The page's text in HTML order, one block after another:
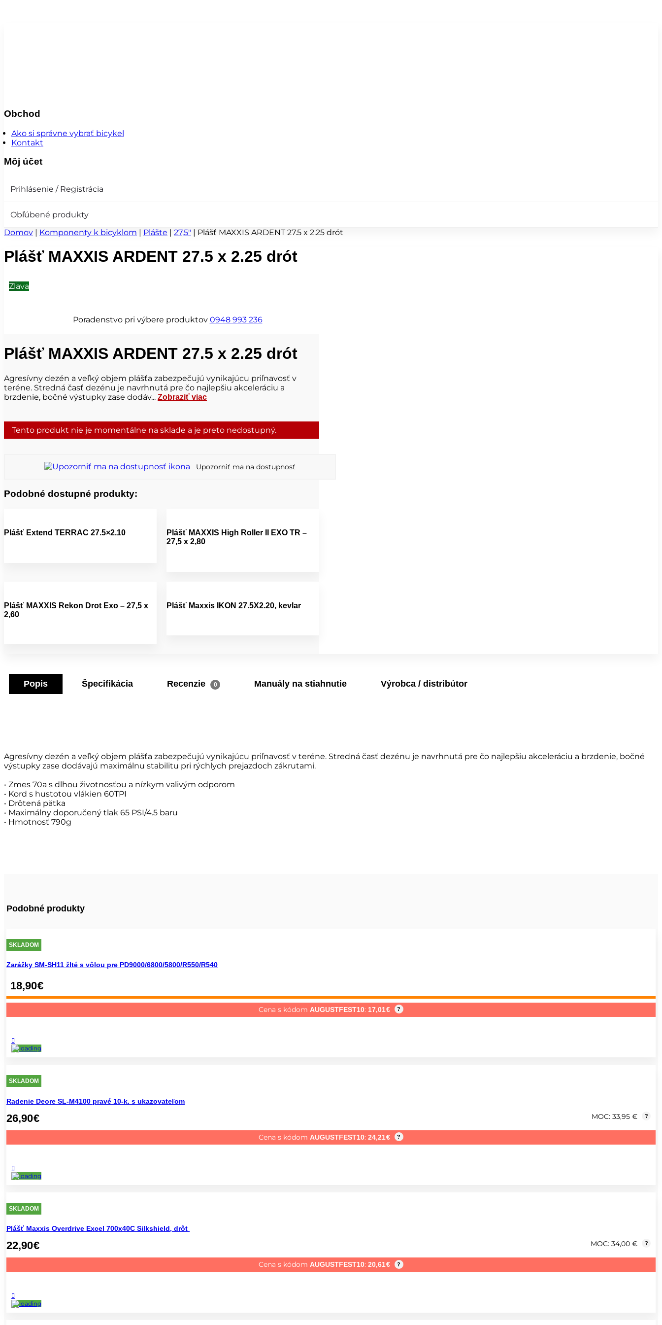
Obchod
Ako si správne vybrať bicykel
Kontakt
Môj účet
Prihlásenie / Registrácia
Obľúbené produkty
Domov | Komponenty k bicyklom | Plášte | 27,5" | Plášť MAXXIS ARDENT 27.5 x 2.25 drót
Plášť MAXXIS ARDENT 27.5 x 2.25 drót
Zľava
Poradenstvo pri výbere produktov 0948 993 236
Plášť MAXXIS ARDENT 27.5 x 2.25 drót
Agresívny dezén a veľký objem plášťa zabezpečujú vynikajúcu priľnavosť v
teréne. Stredná časť dezénu je navrhnutá pre čo najlepšiu akceleráciu a
brzdenie, bočné výstupky zase dodáv... Zobraziť viac
Tento produkt nie je momentálne na sklade a je preto nedostupný.
Upozorniť ma na dostupnosť
Podobné dostupné produkty:
Plášť Extend TERRAC 27.5×2.10
Plášť MAXXIS High Roller II EXO TR –
27,5 x 2,80
Plášť MAXXIS Rekon Drot Exo – 27,5 x
2,60
Plášť Maxxis IKON 27.5X2.20, kevlar
Popis Špecifikácia Recenzie 0 Manuály na stiahnutie Výrobca / distribútor
Agresívny dezén a veľký objem plášťa zabezpečujú vynikajúcu priľnavosť v teréne. Stredná časť dezénu je navrhnutá pre čo najlepšiu akceleráciu a brzdenie, bočné
výstupky zase dodávajú maximálnu stabilitu pri rýchlych prejazdoch zákrutami.
• Zmes 70a s dlhou životnosťou a nízkym valivým odporom
• Kord s hustotou vlákien 60TPI
• Drôtená pätka
• Maximálny doporučený tlak 65 PSI/4.5 baru
• Hmotnosť 790g
Podobné produkty
SKLADOM
Zarážky SM-SH11 žlté s vôlou pre PD9000/6800/5800/R550/R540
18,90€
Cena s kódomAUGUSTFEST10: 17,01€ ?
SKLADOM
Radenie Deore SL-M4100 pravé 10-k. s ukazovateľom
26,90€ MOC: 33,95 € ?
Cena s kódomAUGUSTFEST10:24,21€ ?
SKLADOM
Plášť Maxxis Overdrive Excel 700x40C Silkshield, drôt
22,90€ MOC: 34,00 € ?
Cena s kódomAUGUSTFEST10:20,61€ ?